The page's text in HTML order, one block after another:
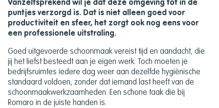
puntjes verzorgd is. Dat is niet alleen goed voor
productiviteit en sfeer, het zorgt ook nog eens voor
een professionele uitstraling.
Goed uitgevoerde schoonmaak vereist tijd en aandacht, die
jij het liefst besteedt aan je eigen werk. Toch moeten je
bedrijfsruimtes iedere dag weer aan dezelfde hygiënische
standaard voldoen, zonder dat iemand last heeft van de
schoonmaakwerkzaamheden. Een schone taak die bij
Romaro in de juiste handen is.